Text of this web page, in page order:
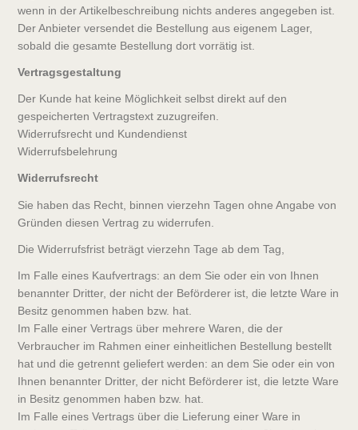
wenn in der Artikelbeschreibung nichts anderes angegeben ist.
Der Anbieter versendet die Bestellung aus eigenem Lager,
sobald die gesamte Bestellung dort vorrätig ist.
Vertragsgestaltung
Der Kunde hat keine Möglichkeit selbst direkt auf den
gespeicherten Vertragstext zuzugreifen.
Widerrufsrecht und Kundendienst
Widerrufsbelehrung
Widerrufsrecht
Sie haben das Recht, binnen vierzehn Tagen ohne Angabe von
Gründen diesen Vertrag zu widerrufen.
Die Widerrufsfrist beträgt vierzehn Tage ab dem Tag,
Im Falle eines Kaufvertrags: an dem Sie oder ein von Ihnen
benannter Dritter, der nicht der Beförderer ist, die letzte Ware in
Besitz genommen haben bzw. hat.
Im Falle einer Vertrags über mehrere Waren, die der
Verbraucher im Rahmen einer einheitlichen Bestellung bestellt
hat und die getrennt geliefert werden: an dem Sie oder ein von
Ihnen benannter Dritter, der nicht Beförderer ist, die letzte Ware
in Besitz genommen haben bzw. hat.
Im Falle eines Vertrags über die Lieferung einer Ware in